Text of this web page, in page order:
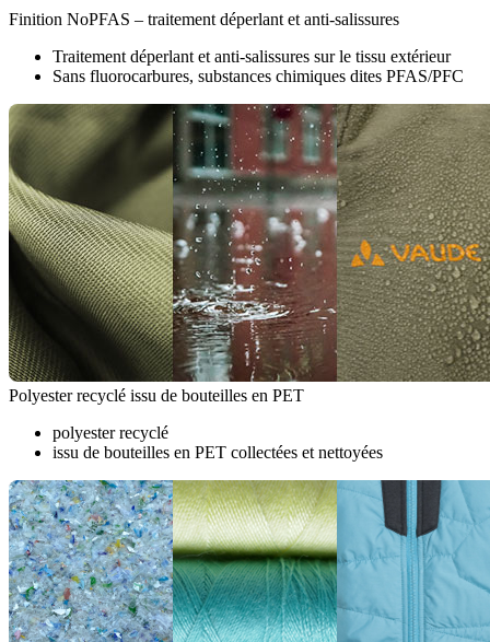
Finition NoPFAS – traitement déperlant et anti-salissures
Traitement déperlant et anti-salissures sur le tissu extérieur
Sans fluorocarbures, substances chimiques dites PFAS/PFC
Polyester recyclé issu de bouteilles en PET
polyester recyclé
issu de bouteilles en PET collectées et nettoyées